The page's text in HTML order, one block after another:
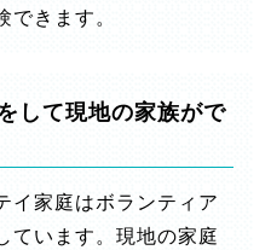
きます。
して現地の家族がで
イ家庭はボランティア
ています。現地の家庭